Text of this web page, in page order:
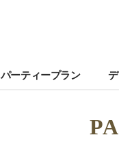
パーティープラン